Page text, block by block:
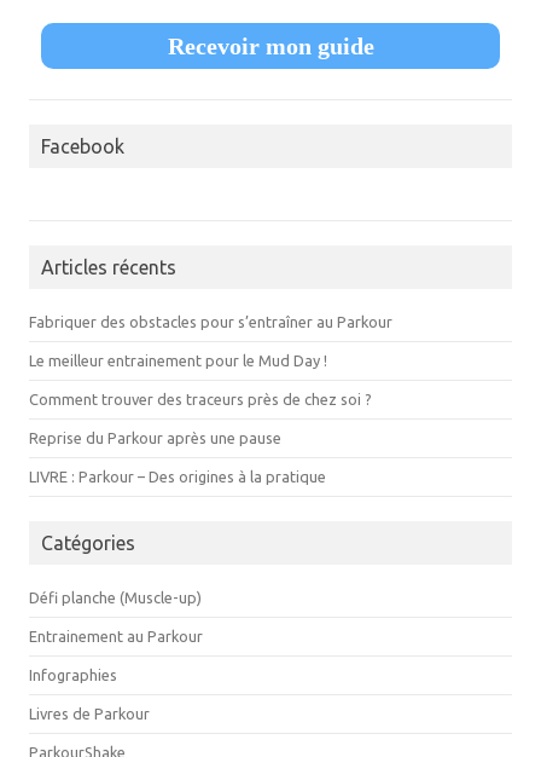
Recevoir mon guide
Facebook
Articles récents
Fabriquer des obstacles pour s’entraîner au Parkour
Le meilleur entrainement pour le Mud Day !
Comment trouver des traceurs près de chez soi ?
Reprise du Parkour après une pause
LIVRE : Parkour – Des origines à la pratique
Catégories
Défi planche (Muscle-up)
Entrainement au Parkour
Infographies
Livres de Parkour
ParkourShake